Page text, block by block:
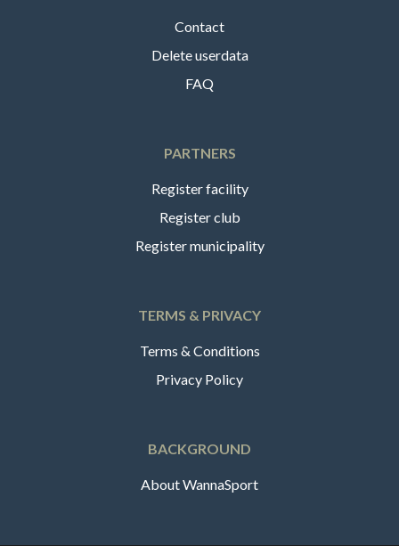
Contact
Delete userdata
FAQ
PARTNERS
Register facility
Register club
Register municipality
TERMS & PRIVACY
Terms & Conditions
Privacy Policy
BACKGROUND
About WannaSport